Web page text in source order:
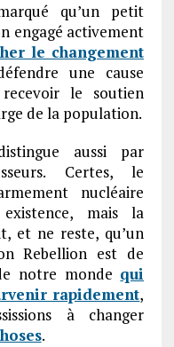
qu’un petit
engagé activement
le changement
une cause
le soutien
de la population.
aussi par
Certes, le
nucléaire
mais la
et ne reste, qu’un
Rebellion est de
notre monde qui
rapidement,
à changer
.